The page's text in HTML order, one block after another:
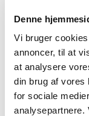
Denne
Vi bruger
annoncer, til at
at analysere
din brug af vores
for sociale
analysepartnere.
Lys og